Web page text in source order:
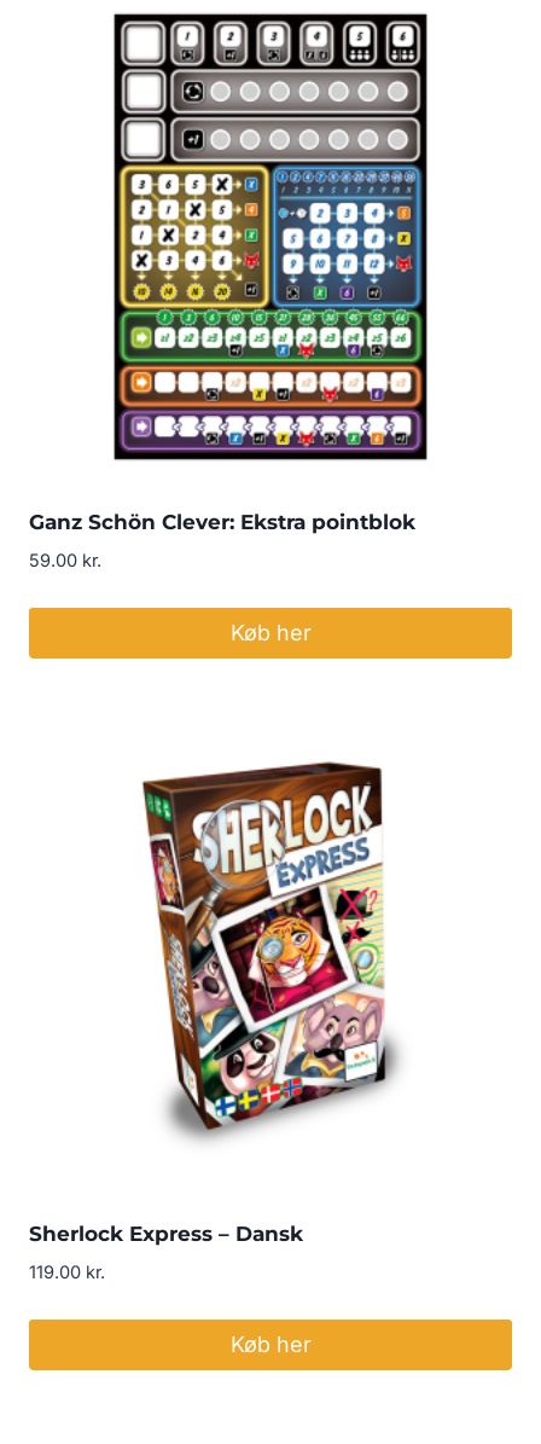
Ganz Schön Clever: Ekstra pointblok
59.00 kr.
Køb her
Sherlock Express – Dansk
119.00 kr.
Køb her